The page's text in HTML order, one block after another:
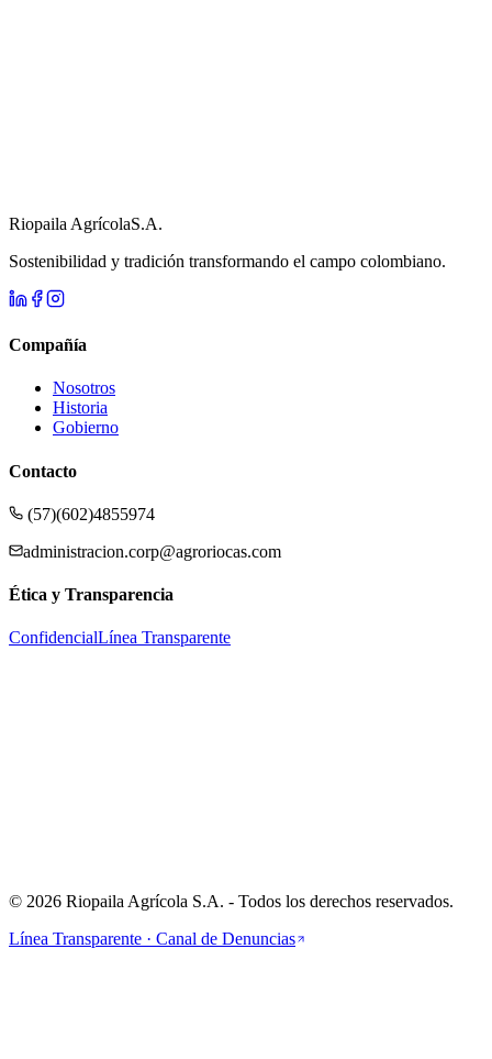
Riopaila AgrícolaS.A.
Sostenibilidad y tradición transformando el campo colombiano.
Compañía
Nosotros
Historia
Gobierno
Contacto
(57)(602)4855974
administracion.corp@agroriocas.com
Ética y Transparencia
ConfidencialLínea Transparente
© 2026 Riopaila Agrícola S.A. - Todos los derechos reservados.
Línea Transparente · Canal de Denuncias